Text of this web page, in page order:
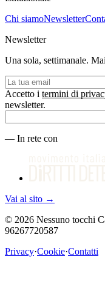
Chi siamoNewsletter
Newsletter
Una sola, settimanale.
Accetto i termini di
newsletter.
— In rete con
Vai al sito →
© 2026 Nessuno tocchi
96267720587
Privacy·Cookie·Contatti